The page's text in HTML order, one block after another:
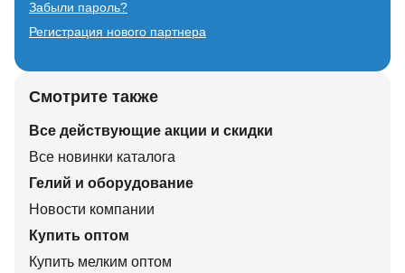
Забыли пароль?
Регистрация нового партнера
Смотрите также
Все действующие акции и скидки
Все новинки каталога
Гелий и оборудование
Новости компании
Купить оптом
Купить мелким оптом